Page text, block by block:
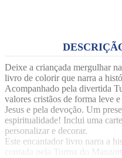
Deixe a criançada mergulhar
livro de colorir que narra a
Acompanhado pela divertida
valores cristãos de forma leve
Jesus e pela devoção. Um
espiritualidade! Inclui uma
personalizar e decorar.
Este encantador livro narra a
contada pela Turma do